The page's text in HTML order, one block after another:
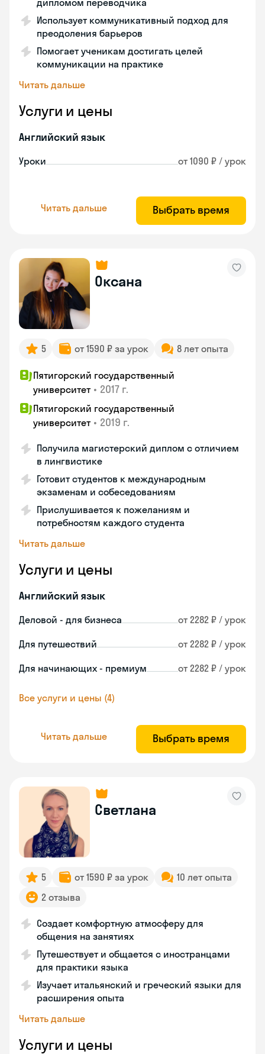
дипломом переводчика
Использует коммуникативный подход для
преодоления барьеров
Помогает ученикам достигать целей
коммуникации на практике
Читать дальше
Услуги и цены
Английский язык
Уроки от 1090 ₽ / урок
Читать дальше Выбрать время
Оксана
5 от 1590 ₽ за урок 8 лет опыта
Пятигорский государственный
университет • 2017 г.
Пятигорский государственный
университет • 2019 г.
Получила магистерский диплом с отличием
в лингвистике
Готовит студентов к международным
экзаменам и собеседованиям
Прислушивается к пожеланиям и
потребностям каждого студента
Читать дальше
Услуги и цены
Английский язык
Деловой - для бизнеса от 2282 ₽ / урок
Для путешествий от 2282 ₽ / урок
Для начинающих - премиум от 2282 ₽ / урок
Все услуги и цены (4)
Читать дальше Выбрать время
Светлана
5 от 1590 ₽ за урок
10 лет опыта
2 отзыва
Создает комфортную атмосферу для
общения на занятиях
Путешествует и общается с иностранцами
для практики языка
Изучает итальянский и греческий языки для
расширения опыта
Читать дальше
Услуги и цены